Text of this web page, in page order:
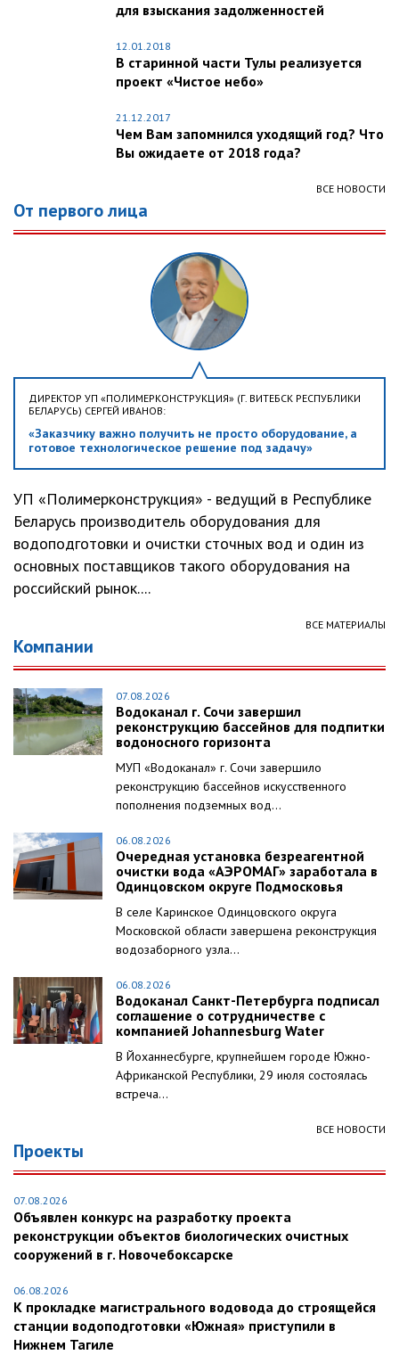
для взыскания задолженностей
12.01.2018
В старинной части Тулы реализуется
проект «Чистое небо»
21.12.2017
Чем Вам запомнился уходящий год? Что
Вы ожидаете от 2018 года?
ВСЕ НОВОСТИ
От первого лица
ДИРЕКТОР УП «ПОЛИМЕРКОНСТРУКЦИЯ» (Г. ВИТЕБСК РЕСПУБЛИКИ
БЕЛАРУСЬ) СЕРГЕЙ ИВАНОВ:
«Заказчику важно получить не просто оборудование, а
готовое технологическое решение под задачу»
УП «Полимерконструкция» - ведущий в Республике
Беларусь производитель оборудования для
водоподготовки и очистки сточных вод и один из
основных поставщиков такого оборудования на
российский рынок....
ВСЕ МАТЕРИАЛЫ
Компании
07.08.2026
Водоканал г. Сочи завершил
реконструкцию бассейнов для подпитки
водоносного горизонта
МУП «Водоканал» г. Сочи завершило
реконструкцию бассейнов искусственного
пополнения подземных вод...
06.08.2026
Очередная установка безреагентной
очистки вода «АЭРОМАГ» заработала в
Одинцовском округе Подмосковья
В селе Каринское Одинцовского округа
Московской области завершена реконструкция
водозаборного узла...
06.08.2026
Водоканал Санкт-Петербурга подписал
соглашение о сотрудничестве с
компанией Johannesburg Water
В Йоханнесбурге, крупнейшем городе Южно-
Африканской Республики, 29 июля состоялась
встреча...
ВСЕ НОВОСТИ
Проекты
07.08.2026
Объявлен конкурс на разработку проекта
реконструкции объектов биологических очистных
сооружений в г. Новочебоксарске
06.08.2026
К прокладке магистрального водовода до строящейся
станции водоподготовки «Южная» приступили в
Нижнем Тагиле